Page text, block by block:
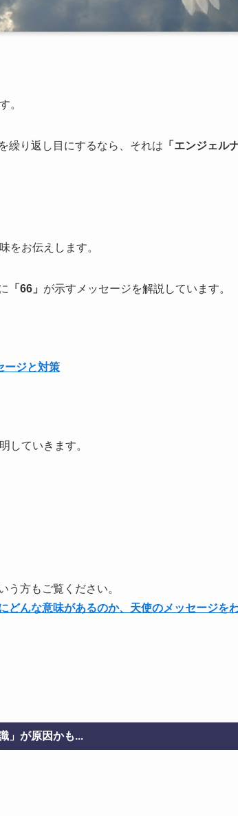
。
繰り返し目にするなら、それは 「エンジェル
をお伝えします。
「66」 が示すメッセージを解説しています。
ージと対策
していきます。
う方もご覧ください。
んな意味があるのか、天使のメッセージを
」が原因かも...